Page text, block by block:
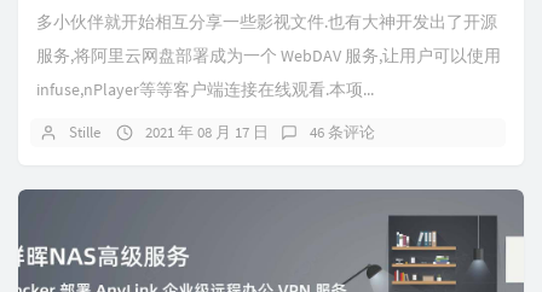
多小伙伴就开始相互分享一些影视文件.也有大神开发出了开源
服务,将阿里云网盘部署成为一个 WebDAV 服务,让用户可以使用
infuse,nPlayer等等客户端连接在线观看.本项...
Stille 2021 年 08 月 17 日 46 条评论